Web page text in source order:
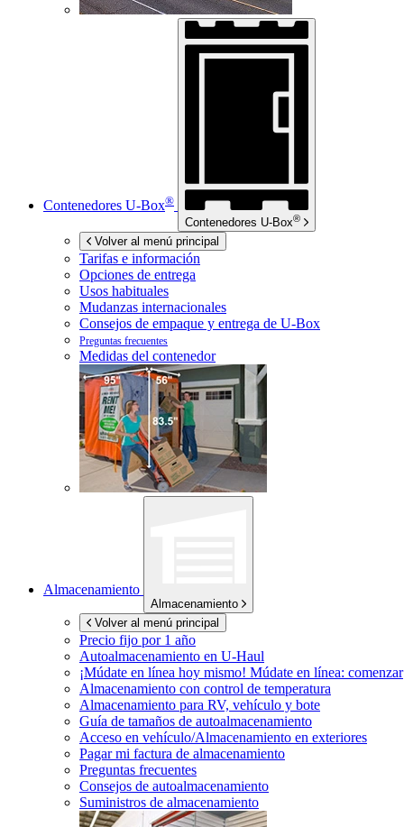
Contenedores U-Box®
Contenedores U-Box®
Volver al menú principal
Tarifas e información
Opciones de entrega
Usos habituales
Mudanzas internacionales
Consejos de empaque y entrega de U-Box
Preguntas frecuentes
Medidas del contenedor
Almacenamiento
Almacenamiento
Volver al menú principal
Precio fijo por 1 año
Autoalmacenamiento en U-Haul
¡Múdate en línea hoy mismo! Múdate en línea: comenzar
Almacenamiento con control de temperatura
Almacenamiento para RV, vehículo y bote
Guía de tamaños de autoalmacenamiento
Acceso en vehículo/Almacenamiento en exteriores
Pagar mi factura de almacenamiento
Preguntas frecuentes
Consejos de autoalmacenamiento
Suministros de almacenamiento